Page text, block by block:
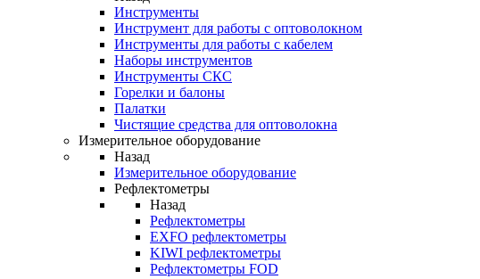
Инструменты
Инструмент для работы с оптоволокном
Инструменты для работы с кабелем
Наборы инструментов
Инструменты СКС
Горелки и балоны
Палатки
Чистящие средства для оптоволокна
Измерительное оборудование
Назад
Измерительное оборудование
Рефлектометры
Назад
Рефлектометры
EXFO рефлектометры
KIWI рефлектометры
Рефлектометры FOD